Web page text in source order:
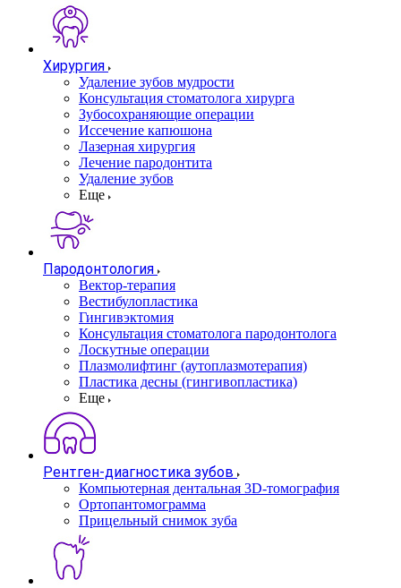
Хирургия
Удаление зубов мудрости
Консультация стоматолога хирурга
Зубосохраняющие операции
Иссечение капюшона
Лазерная хирургия
Лечение пародонтита
Удаление зубов
Еще
Пародонтология
Вектор-терапия
Вестибулопластика
Гингивэктомия
Консультация стоматолога пародонтолога
Лоскутные операции
Плазмолифтинг (аутоплазмотерапия)
Пластика десны (гингивопластика)
Еще
Рентген-диагностика зубов
Компьютерная дентальная 3D-томография
Ортопантомограмма
Прицельный снимок зуба